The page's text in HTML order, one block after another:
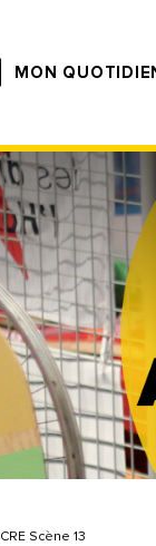
MON
CRE Scène 13